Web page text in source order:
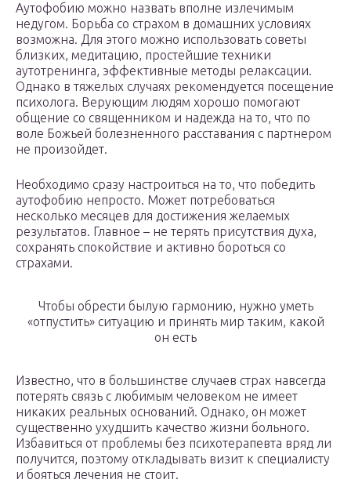
Аутофобию можно назвать вполне излечимым
недугом. Борьба со страхом в домашних условиях
возможна. Для этого можно использовать советы
близких, медитацию, простейшие техники
аутотренинга, эффективные методы релаксации.
Однако в тяжелых случаях рекомендуется посещение
психолога. Верующим людям хорошо помогают
общение со священником и надежда на то, что по
воле Божьей болезненного расставания с партнером
не произойдет.
Необходимо сразу настроиться на то, что победить
аутофобию непросто. Может потребоваться
несколько месяцев для достижения желаемых
результатов. Главное – не терять присутствия духа,
сохранять спокойствие и активно бороться со
страхами.
Чтобы обрести былую гармонию, нужно уметь
«отпустить» ситуацию и принять мир таким, какой
он есть
Известно, что в большинстве случаев страх навсегда
потерять связь с любимым человеком не имеет
никаких реальных оснований. Однако, он может
существенно ухудшить качество жизни больного.
Избавиться от проблемы без психотерапевта вряд ли
получится, поэтому откладывать визит к специалисту
и бояться лечения не стоит.